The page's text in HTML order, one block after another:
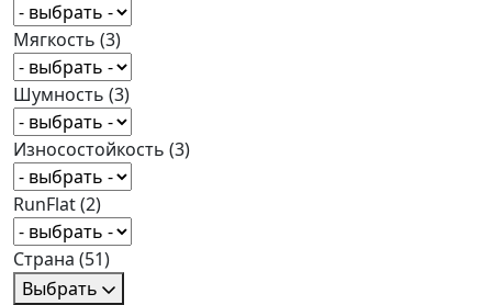
Мягкость (3)
Шумность (3)
Износостойкость (3)
RunFlat(2)
Страна (51)
Выбрать